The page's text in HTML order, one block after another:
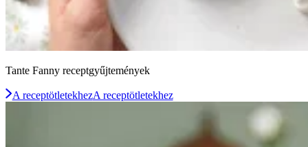
Tante Fanny receptgyűjtemények
A receptötletekhezA receptötletekhez